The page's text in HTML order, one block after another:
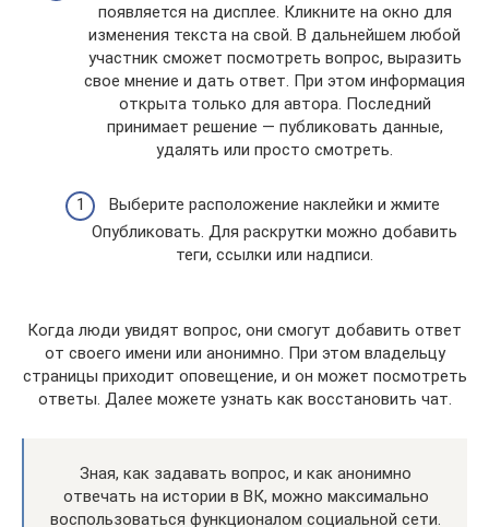
появляется на дисплее. Кликните на окно для
изменения текста на свой. В дальнейшем любой
участник сможет посмотреть вопрос, выразить
свое мнение и дать ответ. При этом информация
открыта только для автора. Последний
принимает решение — публиковать данные,
удалять или просто смотреть.
Выберите расположение наклейки и жмите
Опубликовать. Для раскрутки можно добавить
теги, ссылки или надписи.
Когда люди увидят вопрос, они смогут добавить ответ
от своего имени или анонимно. При этом владельцу
страницы приходит оповещение, и он может посмотреть
ответы. Далее можете узнать как восстановить чат.
Зная, как задавать вопрос, и как анонимно
отвечать на истории в ВК, можно максимально
воспользоваться функционалом социальной сети.